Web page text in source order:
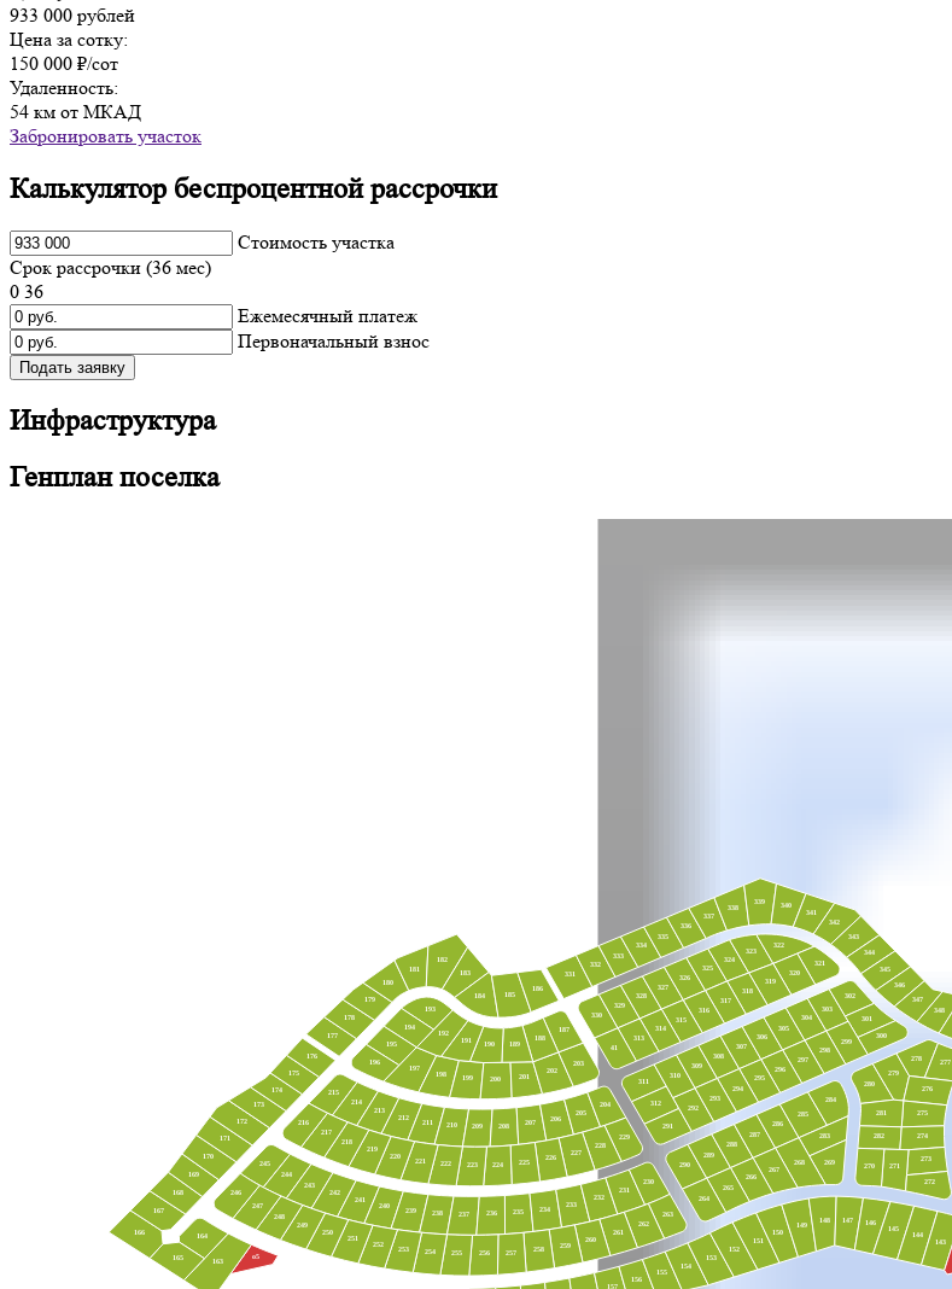
933 000 рублей
Цена за сотку:
150 000 ₽/сот
Удаленность:
54 км от МКАД
Забронировать участок
Калькулятор беспроцентной рассрочки
Cтоимость участка
Срок рассрочки (36 мес)
0 36
Ежемесячный платеж
Первоначальный взнос
Подать заявку
Инфраструктура
Генплан поселка
о5
163
164
165
166
167
168
169
170
171
172
173
174
175
176
177
178
179
180
181
182
183
184 185
186
331
332
333
334
335
336
337
338
339
340
341
342
343
344
345
346
347
348
157
156
155
154
153
152
151
150
149
148 147 146
145
144
143
193
194
195
196
197
198
199 200 201
202
203
187
188
189
190
191
192
215
214
213
212
211 210 209 208 207
206
205
204
229
228
227
226
225
224
223
222
221
220
219
218
217
216
245
244
243
242
241
240
239 238 237 236 235 234
233
232
231
230
263
262
261
260
259
258
257
256
255
254
253
252
251
250
249
248
247
246
330
329
328
327
326
325
324
323
322
321
320
319
318
317
316
315
314
313
41
311
312
291
292
310
309
308
307
306
305
304
303
302
301
300
299
298
297
296
295
294
293
290
289
288
287
286
285
284
283
269
268
267
266
265
264
280
279
278 277
276
275
281
282 274
273
271
270
272